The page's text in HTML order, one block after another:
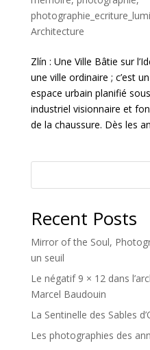
Architecture
Zlín : Une Ville Bâtie sur
une ville ordinaire ; c’est
espace urbain planifié
industriel visionnaire et
de la chaussure. Dès les
Recent Posts
Mirror of the Soul,
un seuil
Le négatif 9 × 12 dans
Marcel Baudouin
La Sentinelle des Sables
Les photographies des